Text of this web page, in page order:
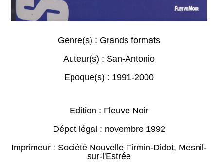
Genre(s) : Grands formats
Auteur(s) : San-Antonio
Epoque(s) : 1991-2000
Edition : Fleuve Noir
Dépot légal : novembre 1992
Imprimeur : Société Nouvelle Firmin-Didot, Mesnil-
sur-l'Estrée